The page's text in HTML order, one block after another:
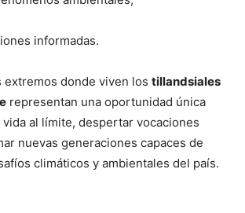
informadas.
extremos donde viven los tillandsiales
representan una oportunidad única
al límite, despertar vocaciones
nuevas generaciones capaces de
climáticos y ambientales del país.